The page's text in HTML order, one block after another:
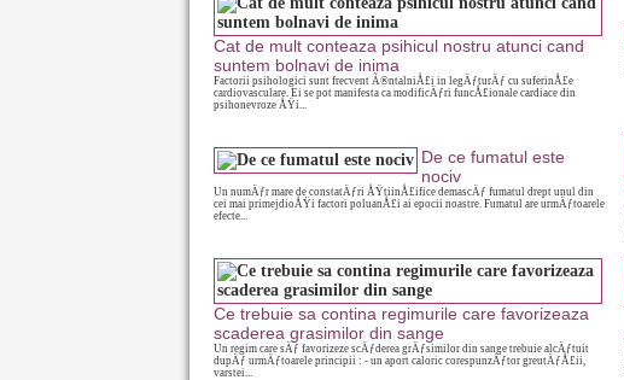
Cat de mult conteaza psihicul nostru atunci cand
suntem bolnavi de inima
Factorii psihologici sunt frecvent Ã®ntalniÅ£i in legÄƒturÄƒ cu suferinÅ£e
cardiovasculare. Ei se pot manifesta ca modificÄƒri funcÅ£ionale cardiace din
psihonevroze ÅŸi...
De ce fumatul este
nociv
Un numÄƒr mare de constatÄƒri ÅŸtiinÅ£ifice demascÄƒ fumatul drept unul din
cei mai primejdioÅŸi factori poluanÅ£i ai epocii noastre. Fumatul are urmÄƒtoarele
efecte...
Ce trebuie sa contina regimurile care favorizeaza
scaderea grasimilor din sange
Un regim care sÄƒ favorizeze scÄƒderea grÄƒsimilor din sange trebuie alcÄƒtuit
dupÄƒ urmÄƒtoarele principii : - un aport caloric corespunzÄƒtor greutÄƒÅ£ii,
varstei...